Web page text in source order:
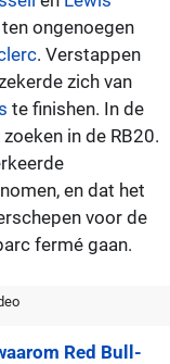
ten ongenoegen
. Verstappen
zich van
te finishen. In de
in de RB20.
en dat het
voor de
fermé gaan.
Red Bull-